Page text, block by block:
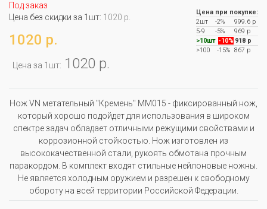
Под заказ
Цена без скидки за 1шт: 1020 р.
1020 р.
Цена за 1шт: 1020 р.
Цена при покупке:
2шт
-2%
999.6 р
5-9
-5%
969 р
>10шт -10% 918 р
>100
-15% 867 р
Нож VN метательный "Кремень" MM015 - фиксированный нож,
который хорошо подойдет для использования в широком
спектре задач обладает отличными режущими свойствами и
коррозионной стойкостью. Нож изготовлен из
высококачественной стали, рукоять обмотана прочным
паракордом. В комплект входят стильные нейлоновые ножны.
Не является холодным оружием и разрешен к свободному
обороту на всей территории Российской Федерации.